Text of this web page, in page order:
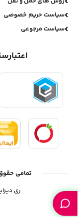
سیاست حریم خصوصی
سیاست مرجوعی
تمامی
ری